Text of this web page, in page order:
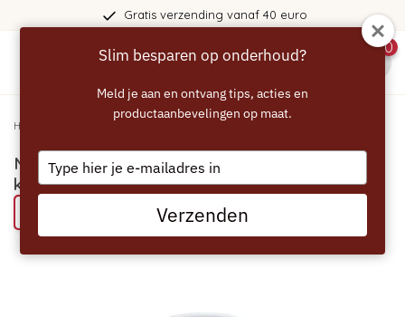
Gratis verzending vanaf 40 euro
0
Home
MELITTA Cafina reinigingspoeder voor
koffiemachines - 1kg - 24717
Bespaar 71% met het ECCELLENTE alternatief
Slim besparen op onderhoud?
Meld je aan en ontvang tips, acties en
productaanbevelingen op maat.
Type
your
email
Verzenden